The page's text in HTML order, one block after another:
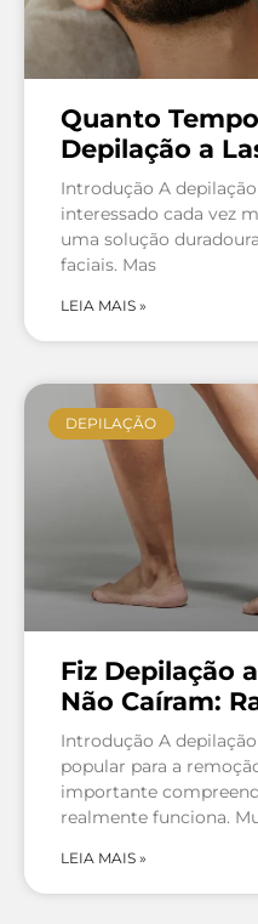
Quanto
Depilação a
Introdução A
interessado cada vez
uma solução
faciais. Mas
LEIA MAIS »
DEPILAÇÃO
Fiz Depilação
Não Caíram:
Introdução A
popular para a
importante
realmente funciona.
LEIA MAIS »